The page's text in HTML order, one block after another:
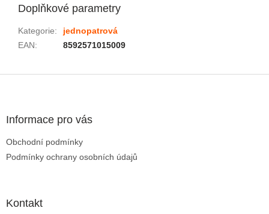
Doplňkové parametry
Kategorie:
jednopatrová
EAN: 8592571015009
Informace pro vás
Obchodní podmínky
Podmínky ochrany osobních údajů
Kontakt